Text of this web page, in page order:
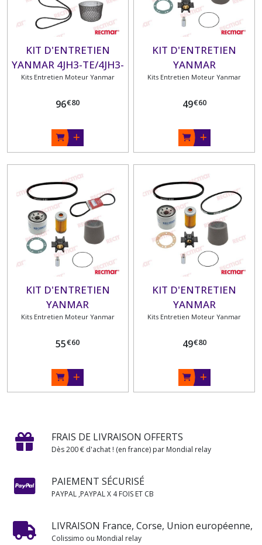
KIT D'ENTRETIEN
YANMAR 4JH3-TE/4JH3-
HTE/4JH3-DTE/4JH4-
Kits Entretien Moteur Yanmar
96€80
KIT D'ENTRETIEN
YANMAR
3HM/3HMF/3HM35/
Kits Entretien Moteur Yanmar
49€60
KIT D'ENTRETIEN
YANMAR
2GM20F/3GM30F/2GMF/3GMF/3GMDF
Kits Entretien Moteur Yanmar
55€60
KIT D'ENTRETIEN
YANMAR
2GM/2GM20/3GM/3GM30
Kits Entretien Moteur Yanmar
49€80
FRAIS DE LIVRAISON OFFERTS
Dès 200 € d'achat ! (en france) par Mondial relay
PAIEMENT SÉCURISÉ
PAYPAL ,PAYPAL X 4 FOIS ET CB
LIVRAISON France, Corse, Union européenne,
Colissimo ou Mondial relay